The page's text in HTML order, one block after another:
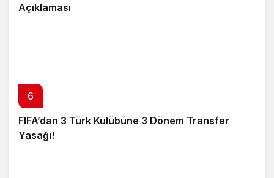
Açıklaması
6
FIFA’dan 3 Türk Kulübüne 3 Dönem Transfer
Yasağı!